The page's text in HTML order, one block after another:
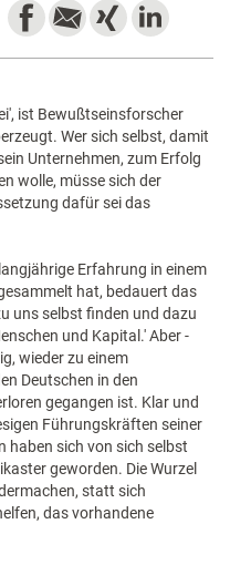
ist Bewußtseinsforscher
Wer sich selbst, damit
Unternehmen, zum Erfolg
wolle, müsse sich der
dafür sei das
Erfahrung in einem
hat, bedauert das
uns selbst finden und dazu
und Kapital.' Aber -
wieder zu einem
Deutschen in den
gegangen ist. Klar und
Führungskräften seiner
haben sich von sich selbst
geworden. Die Wurzel
statt sich
das vorhandene